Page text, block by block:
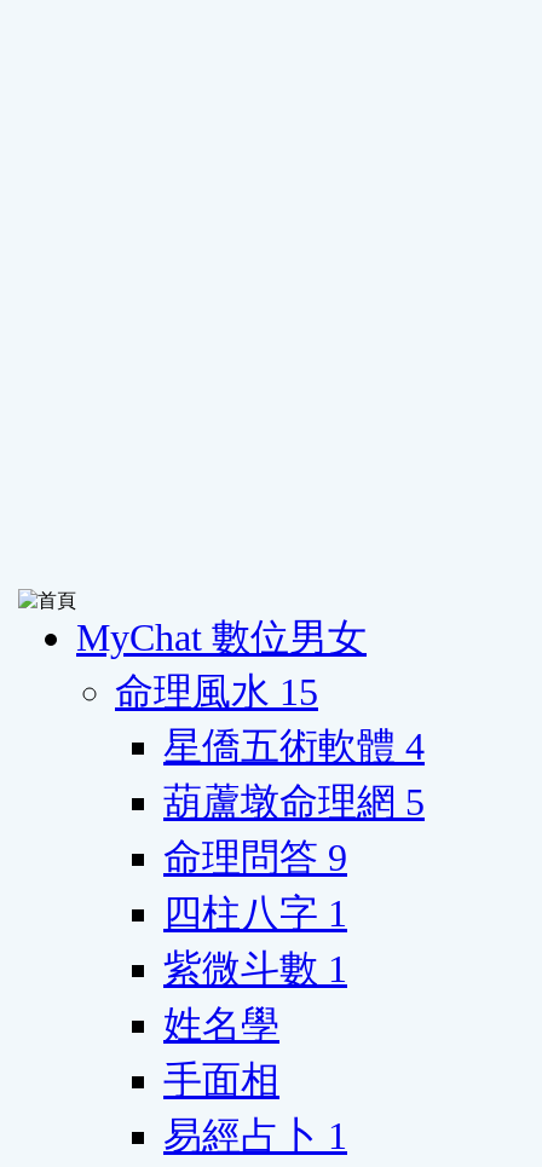
MyChat 數位男女
命理風水 15
星僑五術軟體 4
葫蘆墩命理網 5
命理問答 9
四柱八字 1
紫微斗數 1
姓名學
手面相
易經占卜 1